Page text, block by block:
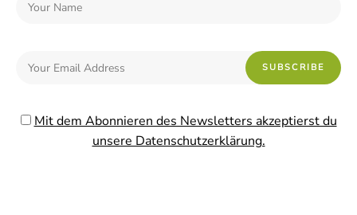
Mit dem Abonnieren des Newsletters akzeptierst du
unsere Datenschutzerklärung.